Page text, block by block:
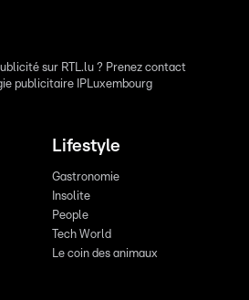
sur RTL.lu ? Prenez contact
publicitaire IPLuxembourg
Lifestyle
Gastronomie
Insolite
People
Tech World
Le coin des animaux